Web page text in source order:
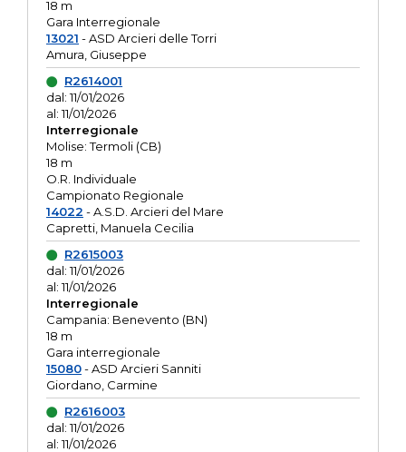
18 m
Gara Interregionale
13021 - ASD Arcieri delle Torri
Amura, Giuseppe
R2614001
dal: 11/01/2026
al: 11/01/2026
Interregionale
Molise: Termoli (CB)
18 m
O.R. Individuale
Campionato Regionale
14022 - A.S.D. Arcieri del Mare
Capretti, Manuela Cecilia
R2615003
dal: 11/01/2026
al: 11/01/2026
Interregionale
Campania: Benevento (BN)
18 m
Gara interregionale
15080- ASD Arcieri Sanniti
Giordano, Carmine
R2616003
dal: 11/01/2026
al: 11/01/2026